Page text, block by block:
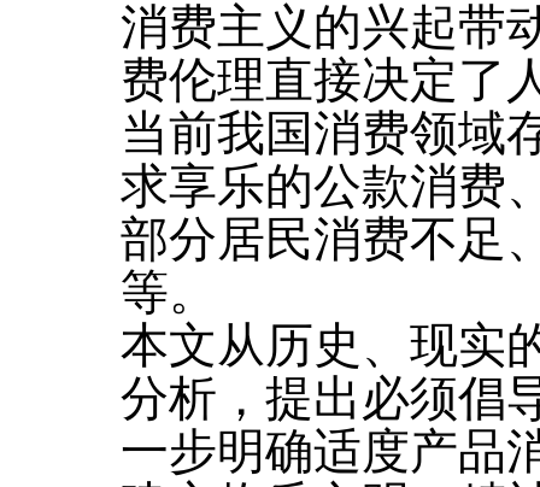
消费主义的兴起带
费伦理直接决定了
当前我国消费领域
求享乐的公款消费
部分居民消费不足
等。
本文从历史、现实
分析，提出必须倡
一步明确适度产品